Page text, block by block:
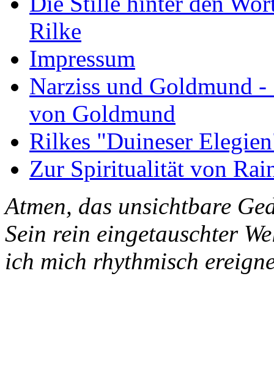
Rilke
Impressum
Narziss und Goldmund
von Goldmund
Rilkes "Duineser
Zur Spiritualität von
Atmen, das unsichtbare
Sein rein eingetauschter
ich mich rhythmisch